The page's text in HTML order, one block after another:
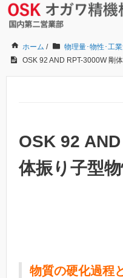
ホーム / 物理量･物性･工
OSK 92 AND RPT-3000W 剛
OSK 92
体振り子型
物質の硬化過程